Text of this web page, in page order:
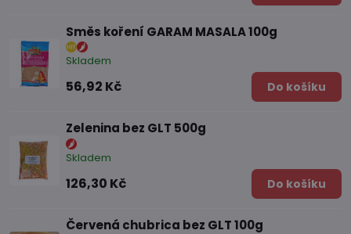
Směs koření GARAM MASALA 100g
Skladem
56,92 Kč Do košíku
Zelenina bez GLT 500g
Skladem
126,30 Kč Do košíku
Červená chubrica bez GLT 100g